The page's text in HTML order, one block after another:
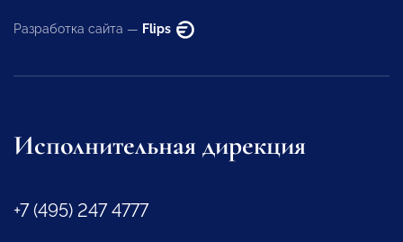
Разработка сайта — Flips
Исполнительная дирекция
+7 (495) 247 4777